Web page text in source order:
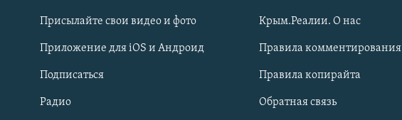
Українською
Qırımtatar
ПРИСОЕДИНЯЙТЕСЬ!
Присылайте свои видео и фото
Приложение для iOS и Андроид
Подписаться
Радио
Крым.Реалии. О нас
Правила комментирования
Правила копирайта
Обратная связь